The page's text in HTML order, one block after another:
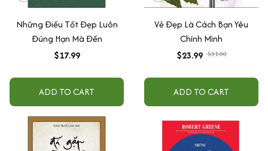
Những Điều Tốt Đẹp Luôn
Đúng Hạn Mà Đến
$17.99
ADD TO CART
Vẻ Đẹp Là Cách Bạn Yêu
Chính Mình
$23.99 $31.00
ADD TO CART